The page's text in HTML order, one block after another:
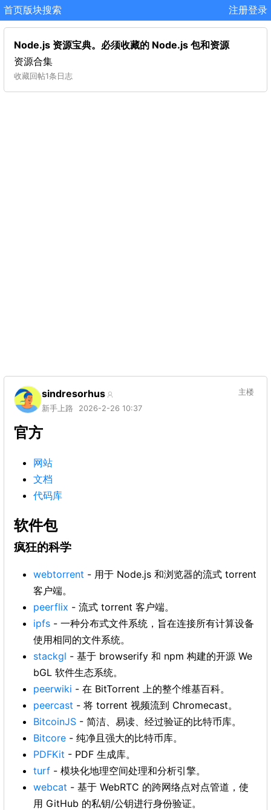
首页版块搜索 注册登录
Node.js 资源宝典。必须收藏的 Node.js 包和资源
资源合集
收藏回帖1条日志
sindresorhus
新手上路 2026-2-26 10:37
主楼
官方
网站
文档
代码库
软件包
疯狂的科学
webtorrent - 用于 Node.js 和浏览器的流式 torrent
客户端。
peerflix - 流式 torrent 客户端。
ipfs - 一种分布式文件系统，旨在连接所有计算设备
使用相同的文件系统。
stackgl - 基于 browserify 和 npm 构建的开源 We
bGL 软件生态系统。
peerwiki - 在 BitTorrent 上的整个维基百科。
peercast - 将 torrent 视频流到 Chromecast。
BitcoinJS - 简洁、易读、经过验证的比特币库。
Bitcore - 纯净且强大的比特币库。
PDFKit - PDF 生成库。
turf - 模块化地理空间处理和分析引擎。
webcat - 基于 WebRTC 的跨网络点对点管道，使
用 GitHub 的私钥/公钥进行身份验证。